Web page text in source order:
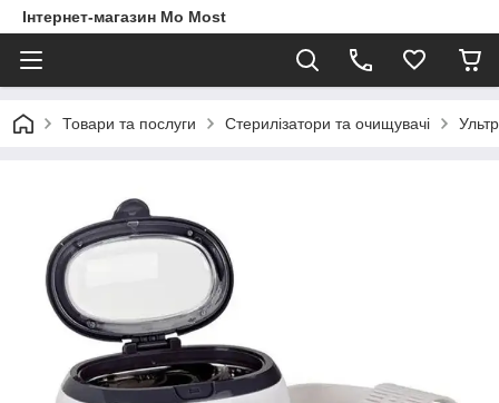
Інтернет-магазин Mo Most
Товари та послуги Стерилізатори та очищувачі